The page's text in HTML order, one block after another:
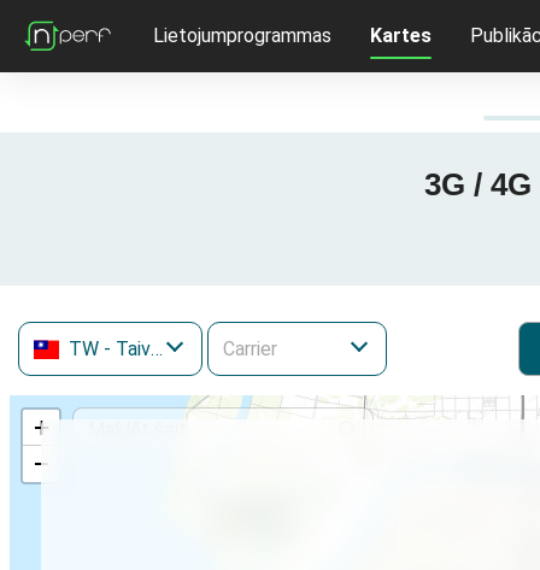
Lietojumprogrammas Kartes
3G /
TW - Taivāna
+
−